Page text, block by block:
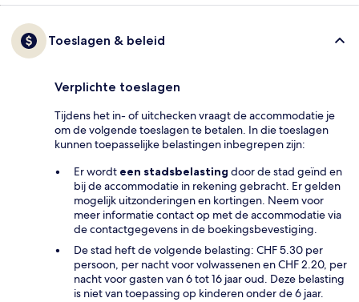
Toeslagen & beleid
Verplichte toeslagen
Tijdens het in- of uitchecken vraagt de accommodatie je
om de volgende toeslagen te betalen. In die toeslagen
kunnen toepasselijke belastingen inbegrepen zijn:
Er wordt een stadsbelasting door de stad geïnd en
bij de accommodatie in rekening gebracht. Er gelden
mogelijk uitzonderingen en kortingen. Neem voor
meer informatie contact op met de accommodatie via
de contactgegevens in de boekingsbevestiging.
De stad heft de volgende belasting: CHF 5.30 per
persoon, per nacht voor volwassenen en CHF 2.20, per
nacht voor gasten van 6 tot 16 jaar oud. Deze belasting
is niet van toepassing op kinderen onder de 6 jaar.